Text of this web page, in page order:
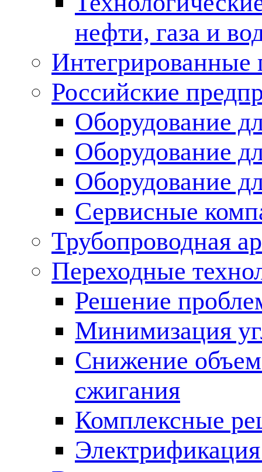
нефти, газа и
Российские
Оборудование
Оборудование
Оборудование
Сервисные
Трубопроводная
Переходные
Решение
Минимизация
Снижение
сжигания
Комплексные